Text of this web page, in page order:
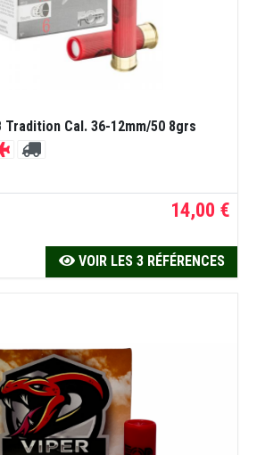
Tradition Cal. 36-12mm/50 8grs
14,00 €
VOIR LES 3 RÉFÉRENCES